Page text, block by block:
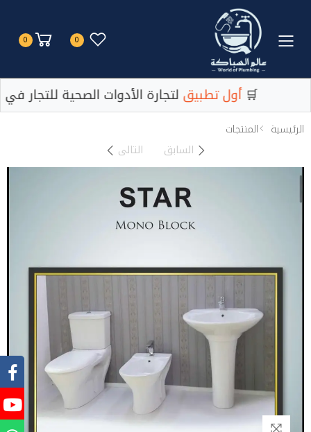
Toggle mobile menu
0
0
أول تطبيقلتجارة الأدوات الصحية للتجار لتجارة الأدوات الصحية للتجار في مصر 🛒
الرئيسية
المنتجات
السابق
التالى